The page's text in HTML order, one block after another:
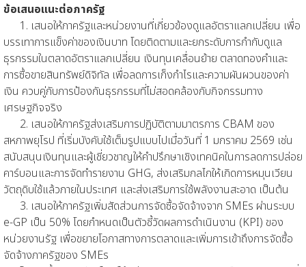
ข้อเสนอแนะต่อภาครัฐ
1. เสนอให้ภาครัฐและหน่วยงานที่เกี่ยวข้องดูแลอัตราแลกเปลี่ยน เพื่อ
บรรเทาการแข็งค่าของเงินบาท โดยติดตามและยกระดับการกำกับดูแล
ธุรกรรมในตลาดอัตราแลกเปลี่ยน เงินทุนเคลื่อนย้าย ตลาดทองคำและ
การซื้อขายสินทรัพย์ดิจิทัล เพื่อลดการเก็งกำไรและความผันผวนของค่า
เงิน ควบคู่กับการป้องกันธุรกรรมที่ไม่สอดคล้องกับกิจกรรมทาง
เศรษฐกิจจริง
2. เสนอให้ภาครัฐส่งเสริมการปฏิบัติตามมาตรการ CBAM ของ
สหภาพยุโรป ที่เริ่มบังคับใช้เต็มรูปแบบไปเมื่อวันที่ 1 มกราคม 2569 เช่น
สนับสนุนเงินทุนและผู้เชี่ยวชาญให้คำปรึกษาเชิงเทคนิคในการลดการปล่อย
คาร์บอนและการจัดทำรายงาน GHG, ส่งเสริมกลไกให้เกิดการหมุนเวียน
วัตถุดิบใช้แล้วภายในประเทศ และส่งเสริมการใช้พลังงานสะอาด เป็นต้น
3. เสนอให้ภาครัฐเพิ่มสัดส่วนการจัดซื้อจัดจ้างจาก SMEs ผ่านระบบ
e-GP เป็น 50% โดยกำหนดเป็นตัวชี้วัดผลการดำเนินงาน (KPI) ของ
หน่วยงานรัฐ เพื่อขยายโอกาสทางการตลาดและเพิ่มการเข้าถึงการจัดซื้อ
จัดจ้างภาครัฐของ SMEs